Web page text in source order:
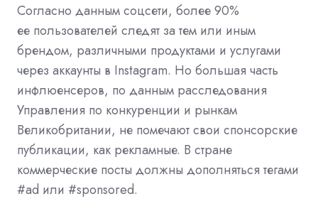
Согласно данным соцсети, более 90%
ее пользователей следят за тем или иным
брендом, различными продуктами и услугами
через аккаунты в Instagram. Но большая часть
инфлюенсеров, по данным расследования
Управления по конкуренции и рынкам
Великобритании, не помечают свои спонсорские
публикации, как рекламные. В стране
коммерческие посты должны дополняться тегами
#ad или #sponsored.